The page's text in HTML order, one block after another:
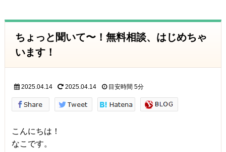
ちょっと聞いて〜！無料相談、はじめちゃ
います！
2025.04.14 2025.04.14 目安時間 5分
こんにちは！
なこです。